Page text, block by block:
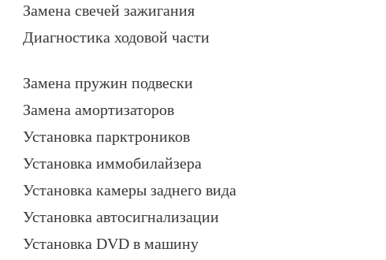
Замена свечей зажигания
Диагностика ходовой части
Замена пружин подвески
Замена амортизаторов
Установка парктроников
Установка иммобилайзера
Установка камеры заднего вида
Установка автосигнализации
Установка DVD в машину